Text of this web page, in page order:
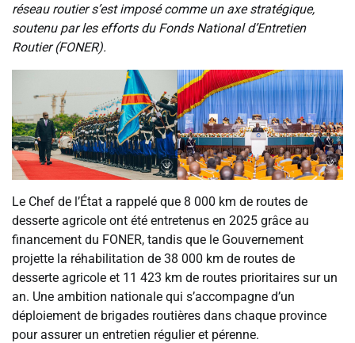
réseau routier s’est imposé comme un axe stratégique,
soutenu par les efforts du Fonds National d’Entretien
Routier (FONER).
Le Chef de l’État a rappelé que 8 000 km de routes de
desserte agricole ont été entretenus en 2025 grâce au
financement du FONER, tandis que le Gouvernement
projette la réhabilitation de 38 000 km de routes de
desserte agricole et 11 423 km de routes prioritaires sur un
an. Une ambition nationale qui s’accompagne d’un
déploiement de brigades routières dans chaque province
pour assurer un entretien régulier et pérenne.